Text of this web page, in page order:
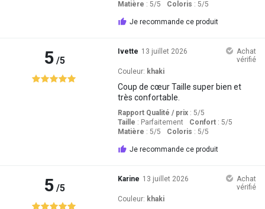
Matière : 5/5 Coloris : 5/5
Je recommande ce produit
5/5
Ivette 13 juillet 2026
Achat
vérifié
Couleur: khaki
Coup de cœur Taille super bien et
très confortable.
Rapport Qualité / prix: 5/5
Taille : Parfaitement Confort: 5/5
Matière : 5/5 Coloris : 5/5
Je recommande ce produit
5/5
Karine 13 juillet 2026
Achat
vérifié
Couleur: khaki